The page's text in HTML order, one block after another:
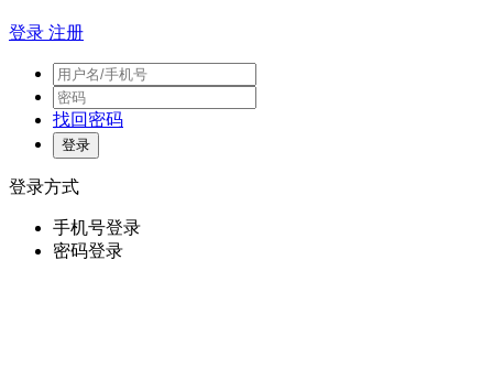
登录 注册
找回密码
登录方式
手机号登录
密码登录